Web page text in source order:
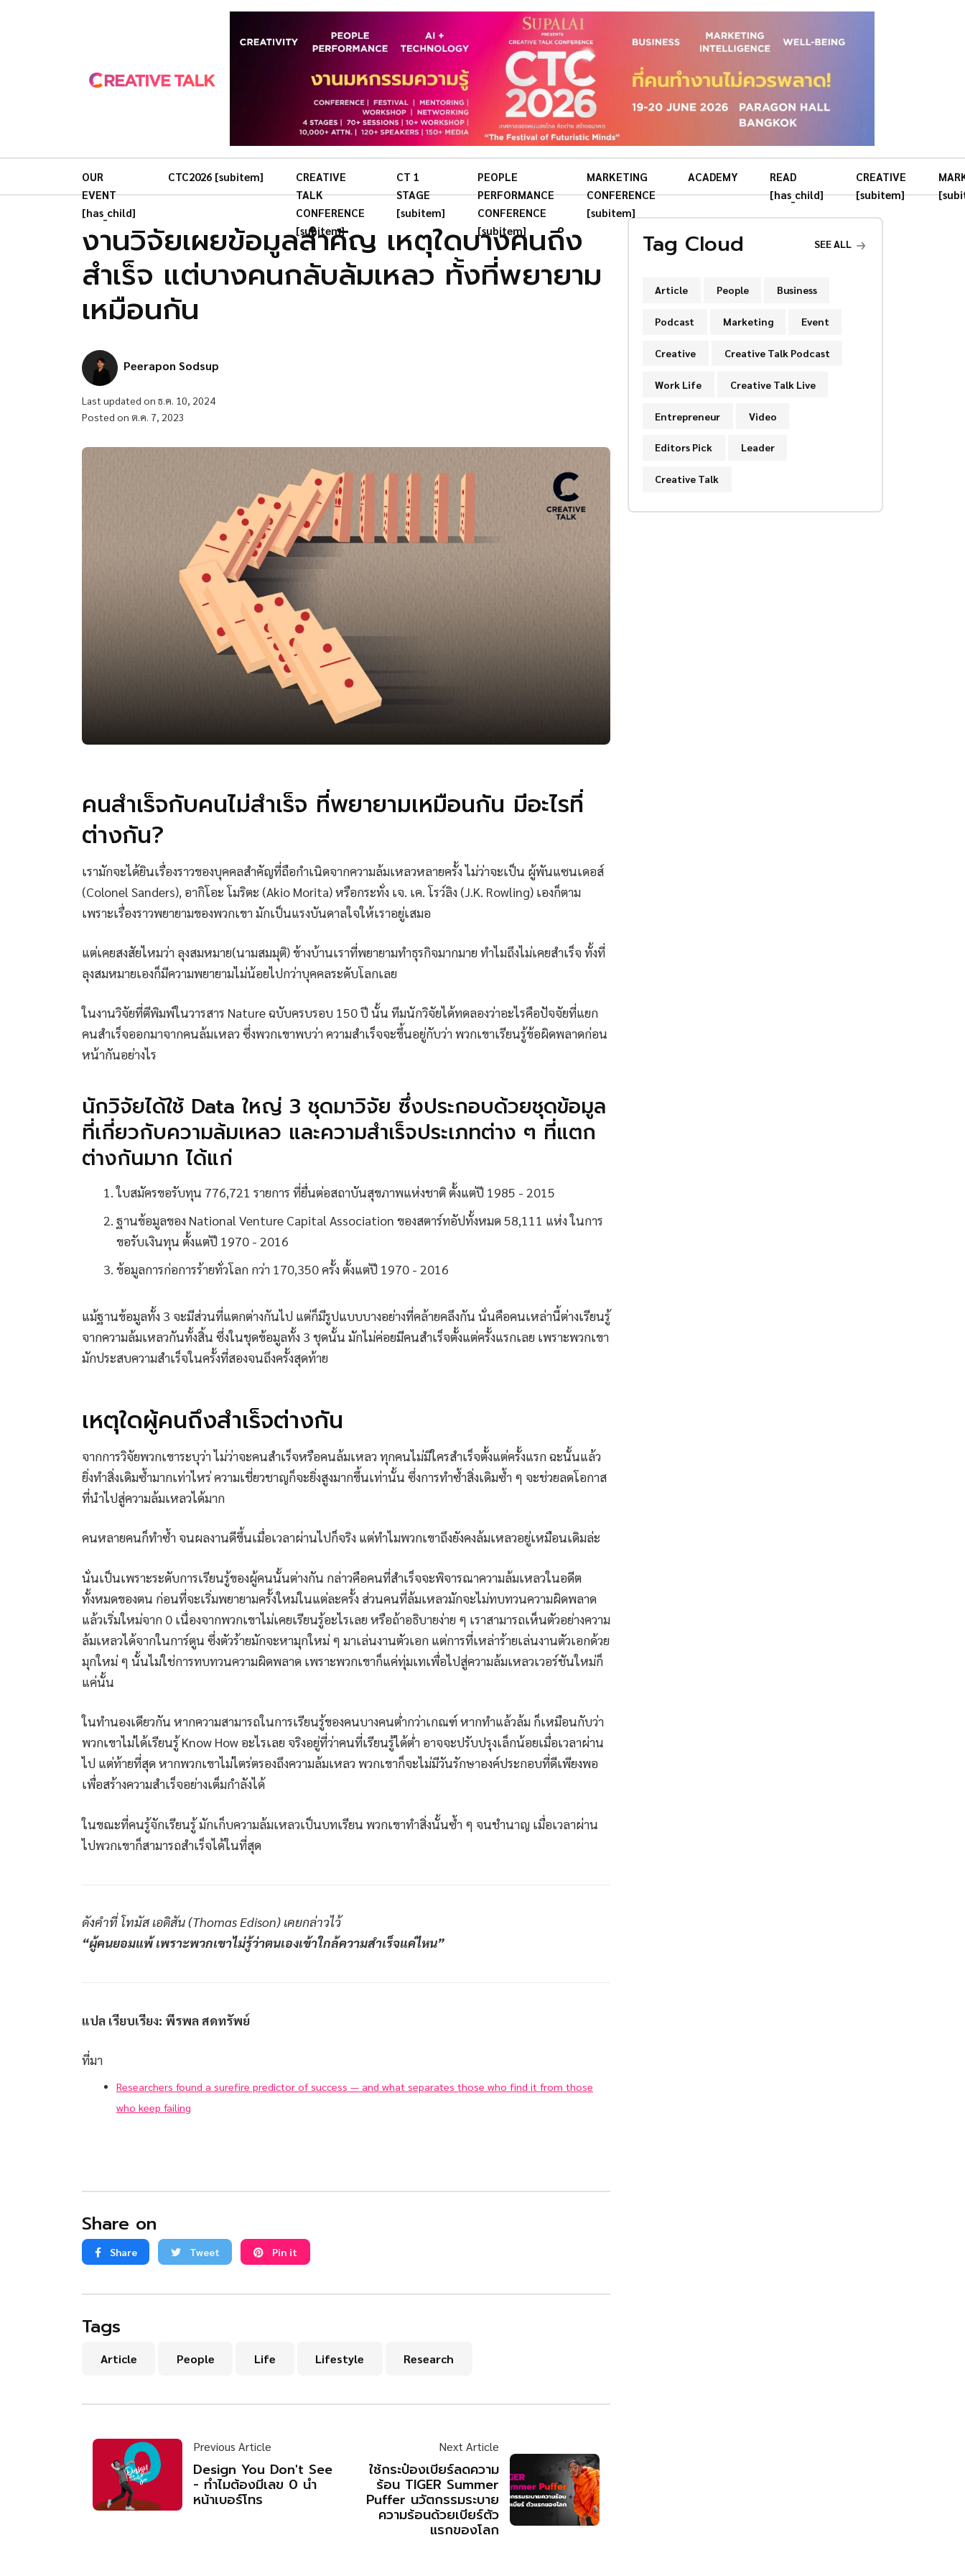
OUR
EVENT
[has_child]
CTC2026 [subitem]
CREATIVE
TALK
CONFERENCE
[subitem]
CT 1
STAGE
[subitem]
PEOPLE
PERFORMANCE
CONFERENCE
[subitem]
MARKETING
CONFERENCE
[subitem]
ACADEMY
READ
[has_child]
CREATIVE
[subitem]
งานวิจัยเผยข้อมูลสำคัญ เหตุใดบางคนถึง
สำเร็จ แต่บางคนกลับล้มเหลว ทั้งที่พยายาม
เหมือนกัน
Peerapon Sodsup
Last updated on ธ.ค. 10, 2024
Posted on ต.ค. 7, 2023
คนสำเร็จกับคนไม่สำเร็จ ที่พยายามเหมือนกัน มีอะไรที่
ต่างกัน?
เรามักจะได้ยินเรื่องราวของบุคคลสำคัญที่ถือกำเนิดจากความล้มเหลวหลายครั้ง ไม่ว่าจะเป็น ผู้พันแซนเดอส์
(Colonel Sanders), อากิโอะ โมริตะ (Akio Morita) หรือกระทั่ง เจ. เค. โรว์ลิง (J.K. Rowling) เองก็ตาม
เพราะเรื่องราวพยายามของพวกเขา มักเป็นแรงบันดาลใจให้เราอยู่เสมอ
แต่เคยสงสัยไหมว่า ลุงสมหมาย(นามสมมุติ) ข้างบ้านเราที่พยายามทำธุรกิจมากมาย ทำไมถึงไม่เคยสำเร็จ ทั้งที่
ลุงสมหมายเองก็มีความพยายามไม่น้อยไปกว่าบุคคลระดับโลกเลย
ในงานวิจัยที่ตีพิมพ์ในวารสาร Nature ฉบับครบรอบ 150 ปี นั้น ทีมนักวิจัยได้ทดลองว่าอะไรคือปัจจัยที่แยก
คนสำเร็จออกมาจากคนล้มเหลว ซึ่งพวกเขาพบว่า ความสำเร็จจะขึ้นอยู่กับว่า พวกเขาเรียนรู้ข้อผิดพลาดก่อน
หน้ากันอย่างไร
นักวิจัยได้ใช้ Data ใหญ่ 3 ชุดมาวิจัย ซึ่งประกอบด้วยชุดข้อมูล
ที่เกี่ยวกับความล้มเหลว และความสำเร็จประเภทต่าง ๆ ที่แตก
ต่างกันมาก ได้แก่
ใบสมัครขอรับทุน 776,721 รายการ ที่ยื่นต่อสถาบันสุขภาพแห่งชาติ ตั้งแต่ปี 1985 - 2015
ฐานข้อมูลของ National Venture Capital Association ของสตาร์ทอัปทั้งหมด 58,111 แห่ง ในการ
ขอรับเงินทุน ตั้งแต่ปี 1970 - 2016
ข้อมูลการก่อการร้ายทั่วโลก กว่า 170,350 ครั้ง ตั้งแต่ปี 1970 - 2016
แม้ฐานข้อมูลทั้ง 3 จะมีส่วนที่แตกต่างกันไป แต่ก็มีรูปแบบบางอย่างที่คล้ายคลึงกัน นั่นคือคนเหล่านี้ต่างเรียนรู้
จากความล้มเหลวกันทั้งสิ้น ซึ่งในชุดข้อมูลทั้ง 3 ชุดนั้น มักไม่ค่อยมีคนสำเร็จตั้งแต่ครั้งแรกเลย เพราะพวกเขา
มักประสบความสำเร็จในครั้งที่สองจนถึงครั้งสุดท้าย
เหตุใดผู้คนถึงสำเร็จต่างกัน
จากการวิจัยพวกเขาระบุว่า ไม่ว่าจะคนสำเร็จหรือคนล้มเหลว ทุกคนไม่มีใครสำเร็จตั้งแต่ครั้งแรก ฉะนั้นแล้ว
ยิ่งทำสิ่งเดิมซ้ำมากเท่าไหร่ ความเชี่ยวชาญก็จะยิ่งสูงมากขึ้นเท่านั้น ซึ่งการทำซ้ำสิ่งเดิมซ้ำ ๆ จะช่วยลดโอกาส
ที่นำไปสู่ความล้มเหลวได้มาก
คนหลายคนก็ทำซ้ำ จนผลงานดีขึ้นเมื่อเวลาผ่านไปก็จริง แต่ทำไมพวกเขาถึงยังคงล้มเหลวอยู่เหมือนเดิมล่ะ
นั่นเป็นเพราะระดับการเรียนรู้ของผู้คนนั้นต่างกัน กล่าวคือคนที่สำเร็จจะพิจารณาความล้มเหลวในอดีต
ทั้งหมดของตน ก่อนที่จะเริ่มพยายามครั้งใหม่ในแต่ละครั้ง ส่วนคนที่ล้มเหลวมักจะไม่ทบทวนความผิดพลาด
แล้วเริ่มใหม่จาก 0 เนื่องจากพวกเขาไม่เคยเรียนรู้อะไรเลย หรือถ้าอธิบายง่าย ๆ เราสามารถเห็นตัวอย่างความ
ล้มเหลวได้จากในการ์ตูน ซึ่งตัวร้ายมักจะหามุกใหม่ ๆ มาเล่นงานตัวเอก แต่การที่เหล่าร้ายเล่นงานตัวเอกด้วย
มุกใหม่ ๆ นั้นไม่ใช่การทบทวนความผิดพลาด เพราะพวกเขาก็แค่ทุ่มเทเพื่อไปสู่ความล้มเหลวเวอร์ชันใหม่ก็
แค่นั้น
ในทำนองเดียวกัน หากความสามารถในการเรียนรู้ของคนบางคนต่ำกว่าเกณฑ์ หากทำแล้วล้ม ก็เหมือนกับว่า
พวกเขาไม่ได้เรียนรู้ Know How อะไรเลย จริงอยู่ที่ว่าคนที่เรียนรู้ได้ต่ำ อาจจะปรับปรุงเล็กน้อยเมื่อเวลาผ่าน
ไป แต่ท้ายที่สุด หากพวกเขาไม่ไตร่ตรองถึงความล้มเหลว พวกเขาก็จะไม่มีวันรักษาองค์ประกอบที่ดีเพียงพอ
เพื่อสร้างความสำเร็จอย่างเต็มกำลังได้
ในขณะที่คนรู้จักเรียนรู้ มักเก็บความล้มเหลวเป็นบทเรียน พวกเขาทำสิ่งนั้นซ้ำ ๆ จนชำนาญ เมื่อเวลาผ่าน
ไปพวกเขาก็สามารถสำเร็จได้ในที่สุด
ดังคำที่ โทมัส เอดิสัน (Thomas Edison) เคยกล่าวไว้
“ผู้คนยอมแพ้ เพราะพวกเขาไม่รู้ว่าตนเองเข้าใกล้ความสำเร็จแค่ไหน”
แปล เรียบเรียง: พีรพล สดทรัพย์
ที่มา
Researchers found a surefire predictor of success — and what separates those who find it from those
who keep failing
Share on
Share Tweet Pin it
Tags
Article People Life Lifestyle Research
Previous Article
Design You Don't See
- ทำไมต้องมีเลข 0 นำ
หน้าเบอร์โทร
Next Article
ใช้กระป๋องเบียร์ลดความ
ร้อน TIGER Summer
Puffer นวัตกรรมระบาย
ความร้อนด้วยเบียร์ตัว
แรกของโลก
Tag Cloud SEE ALL
Article People Business
Podcast Marketing Event
Creative Creative Talk Podcast
Work Life Creative Talk Live
Entrepreneur Video
Editors Pick Leader
Creative Talk